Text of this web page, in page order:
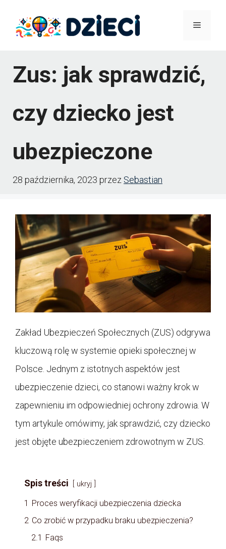
Menu
Zus: jak sprawdzić,
czy dziecko jest
ubezpieczone
28 października, 2023 przez Sebastian
Zakład Ubezpieczeń Społecznych (ZUS) odgrywa
kluczową rolę w systemie opieki społecznej w
Polsce. Jednym z istotnych aspektów jest
ubezpieczenie dzieci, co stanowi ważny krok w
zapewnieniu im odpowiedniej ochrony zdrowia. W
tym artykule omówimy, jak sprawdzić, czy dziecko
jest objęte ubezpieczeniem zdrowotnym w ZUS.
Spis treści ukryj
1 Proces weryfikacji ubezpieczenia dziecka
2 Co zrobić w przypadku braku ubezpieczenia?
2.1 Faqs